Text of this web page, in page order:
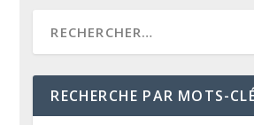
RECHERCHE PAR MOTS-